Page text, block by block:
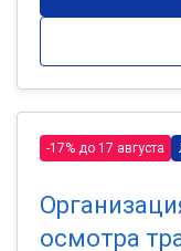
-17% до 17 августа
осмотра